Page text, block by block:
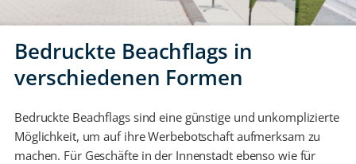
Bedruckte Beachflags in
verschiedenen Formen
Bedruckte Beachflags sind eine günstige und unkomplizierte
Möglichkeit, um auf ihre Werbebotschaft aufmerksam zu
machen. Für Geschäfte in der Innenstadt ebenso wie für